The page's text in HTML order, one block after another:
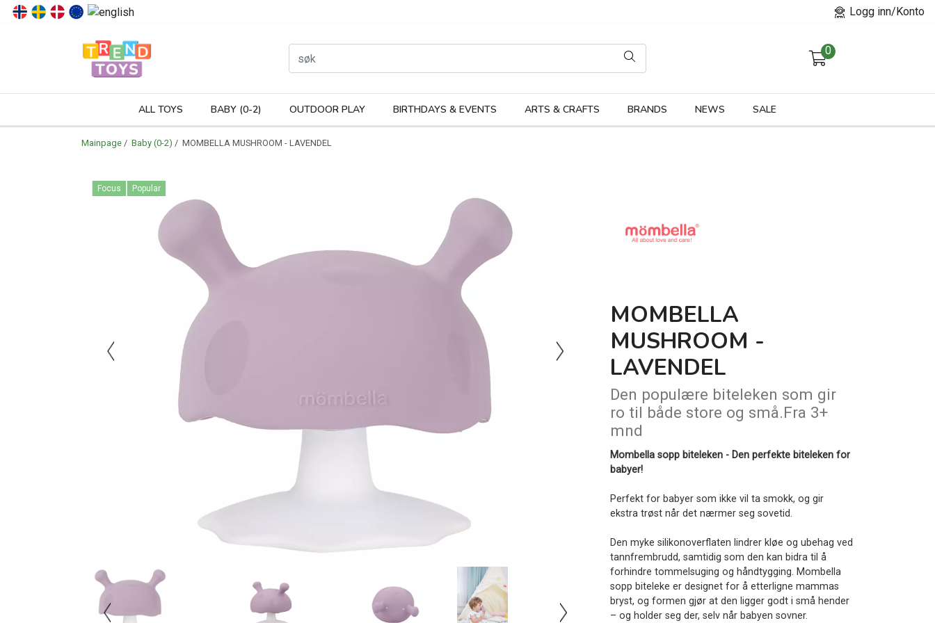
Logg inn/Konto
0
ALL TOYS BABY (0-2) OUTDOOR PLAY BIRTHDAYS & EVENTS ARTS & CRAFTS BRANDS NEWS SALE
Mainpage / Baby (0-2) / MOMBELLA MUSHROOM - LAVENDEL
Focus Popular
MOMBELLA
MUSHROOM -
LAVENDEL
Den populære biteleken som gir
ro til både store og små.Fra 3+
mnd
Mombella sopp biteleken - Den perfekte biteleken for
babyer!
Perfekt for babyer som ikke vil ta smokk, og gir
ekstra trøst når det nærmer seg sovetid.
Den myke silikonoverflaten lindrer kløe og ubehag ved
tannfrembrudd, samtidig som den kan bidra til å
forhindre tommelsuging og håndtygging. Mombella
sopp biteleke er designet for å etterligne mammas
bryst, og formen gjør at den ligger godt i små hender
– og holder seg der, selv når babyen sovner.